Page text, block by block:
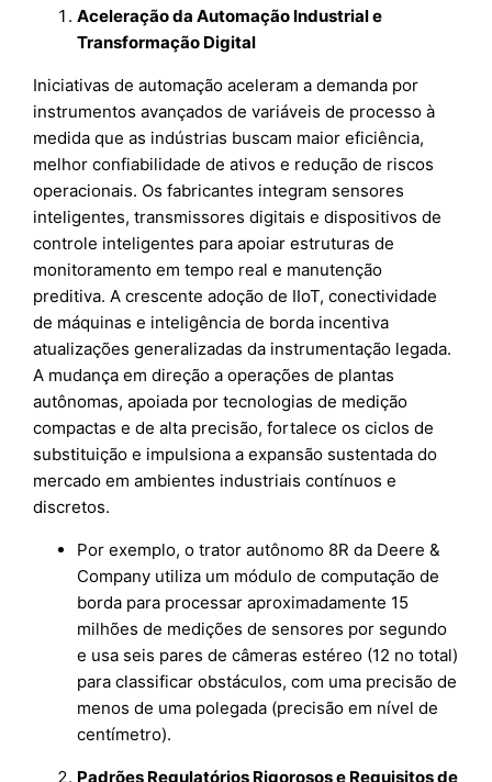
Aceleração da Automação Industrial e
Transformação Digital
Iniciativas de automação aceleram a demanda por
instrumentos avançados de variáveis de processo à
medida que as indústrias buscam maior eficiência,
melhor confiabilidade de ativos e redução de riscos
operacionais. Os fabricantes integram sensores
inteligentes, transmissores digitais e dispositivos de
controle inteligentes para apoiar estruturas de
monitoramento em tempo real e manutenção
preditiva. A crescente adoção de IIoT, conectividade
de máquinas e inteligência de borda incentiva
atualizações generalizadas da instrumentação legada.
A mudança em direção a operações de plantas
autônomas, apoiada por tecnologias de medição
compactas e de alta precisão, fortalece os ciclos de
substituição e impulsiona a expansão sustentada do
mercado em ambientes industriais contínuos e
discretos.
Por exemplo, o trator autônomo 8R da Deere &
Company utiliza um módulo de computação de
borda para processar aproximadamente 15
milhões de medições de sensores por segundo
e usa seis pares de câmeras estéreo (12 no total)
para classificar obstáculos, com uma precisão de
menos de uma polegada (precisão em nível de
centímetro).
Padrões Regulatórios Rigorosos e Requisitos de